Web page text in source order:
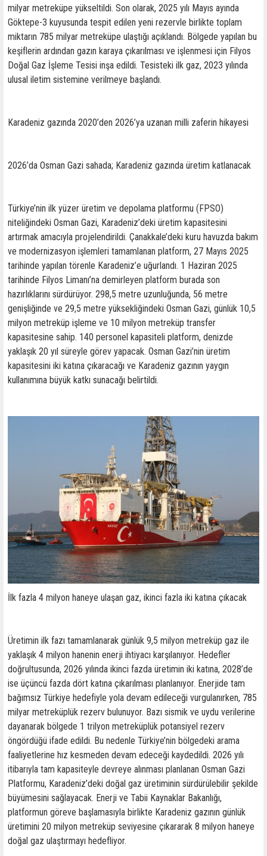
milyar metreküpe yükseltildi. Son olarak, 2025 yılı Mayıs ayında
Göktepe-3 kuyusunda tespit edilen yeni rezervle birlikte toplam
miktarın 785 milyar metreküpe ulaştığı açıklandı. Bölgede yapılan bu
keşiflerin ardından gazın karaya çıkarılması ve işlenmesi için Filyos
Doğal Gaz İşleme Tesisi inşa edildi. Tesisteki ilk gaz, 2023 yılında
ulusal iletim sistemine verilmeye başlandı.
Karadeniz gazında 2020’den 2026’ya uzanan milli zaferin hikayesi
2026’da Osman Gazi sahada; Karadeniz gazında üretim katlanacak
Türkiye’nin ilk yüzer üretim ve depolama platformu (FPSO)
niteliğindeki Osman Gazi, Karadeniz’deki üretim kapasitesini
artırmak amacıyla projelendirildi. Çanakkale’deki kuru havuzda bakım
ve modernizasyon işlemleri tamamlanan platform, 27 Mayıs 2025
tarihinde yapılan törenle Karadeniz’e uğurlandı. 1 Haziran 2025
tarihinde Filyos Limanı’na demirleyen platform burada son
hazırlıklarını sürdürüyor. 298,5 metre uzunluğunda, 56 metre
genişliğinde ve 29,5 metre yüksekliğindeki Osman Gazi, günlük 10,5
milyon metreküp işleme ve 10 milyon metreküp transfer
kapasitesine sahip. 140 personel kapasiteli platform, denizde
yaklaşık 20 yıl süreyle görev yapacak. Osman Gazi’nin üretim
kapasitesini iki katına çıkaracağı ve Karadeniz gazının yaygın
kullanımına büyük katkı sunacağı belirtildi.
İlk fazla 4 milyon haneye ulaşan gaz, ikinci fazla iki katına çıkacak
Üretimin ilk fazı tamamlanarak günlük 9,5 milyon metreküp gaz ile
yaklaşık 4 milyon hanenin enerji ihtiyacı karşılanıyor. Hedefler
doğrultusunda, 2026 yılında ikinci fazda üretimin iki katına, 2028’de
ise üçüncü fazda dört katına çıkarılması planlanıyor. Enerjide tam
bağımsız Türkiye hedefiyle yola devam edileceği vurgulanırken, 785
milyar metreküplük rezerv bulunuyor. Bazı sismik ve uydu verilerine
dayanarak bölgede 1 trilyon metreküplük potansiyel rezerv
öngördüğü ifade edildi. Bu nedenle Türkiye’nin bölgedeki arama
faaliyetlerine hız kesmeden devam edeceği kaydedildi. 2026 yılı
itibarıyla tam kapasiteyle devreye alınması planlanan Osman Gazi
Platformu, Karadeniz’deki doğal gaz üretiminin sürdürülebilir şekilde
büyümesini sağlayacak. Enerji ve Tabii Kaynaklar Bakanlığı,
platformun göreve başlamasıyla birlikte Karadeniz gazının günlük
üretimini 20 milyon metreküp seviyesine çıkararak 8 milyon haneye
doğal gaz ulaştırmayı hedefliyor.